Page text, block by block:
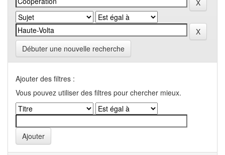
Débuter une nouvelle recherche
Ajouter des filtres :
Vous pouvez utiliser des filtres pour chercher mieux.